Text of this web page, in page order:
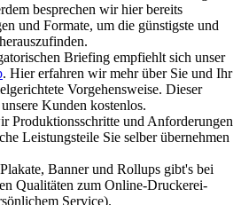
besprechen wir hier bereits
und Formate, um die günstigste und
Briefing empfiehlt sich unser
. Hier erfahren wir mehr über Sie und Ihr
Vorgehensweise. Dieser
Kunden kostenlos.
Produktionsschritte und Anforderungen
Leistungsteile Sie selber übernehmen
Banner und Rollups gibt's bei
Qualitäten zum Online-Druckerei-
Service).